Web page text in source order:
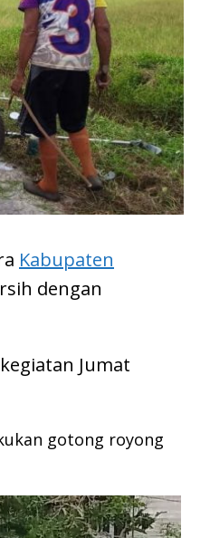
Kabupaten
dengan
Jumat
gotong royong